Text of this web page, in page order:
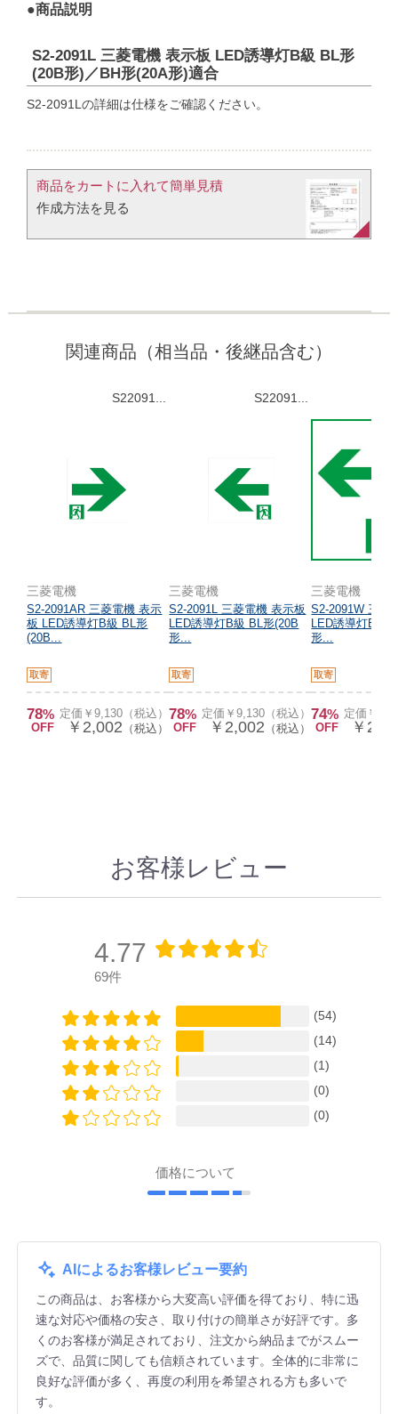
●商品説明
S2-2091L 三菱電機 表示板 LED誘導灯B級 BL形
(20B形)／BH形(20A形)適合
S2-2091Lの詳細は仕様をご確認ください。
商品をカートに入れて簡単見積​
作成方法を見る​​
関連商品（相当品・後継品含む）
S22091...
三菱電機
S2-2091AR 三菱電機 表示
板 LED誘導灯B級 BL形
(20B...
取寄
78%
OFF
定価￥9,130（税込）
￥2,002 （税込）
S22091...
三菱電機
S2-2091L 三菱電機 表示板
LED誘導灯B級 BL形(20B
形...
取寄
78%
OFF
定価￥9,130（税込）
￥2,002 （税込）
三菱電機
S2-2091W 三菱
LED誘導灯B級
形...
取寄
74%
OFF
定価￥
￥
お客様レビュー
4.77
69件
(54)
(14)
(1)
(0)
(0)
価格について
AIによるお客様レビュー要約
この商品は、お客様から大変高い評価を得ており、特に迅
速な対応や価格の安さ、取り付けの簡単さが好評です。多
くのお客様が満足されており、注文から納品までがスムー
ズで、品質に関しても信頼されています。全体的に非常に
良好な評価が多く、再度の利用を希望される方も多いで
す。